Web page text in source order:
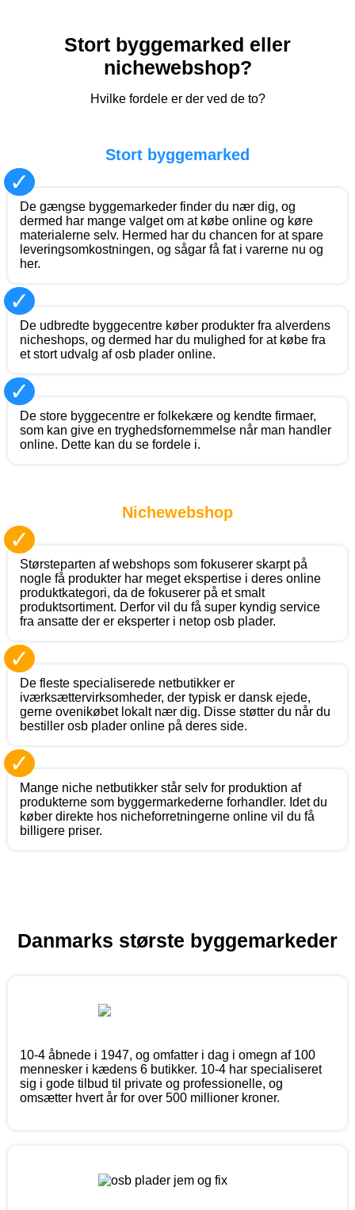
Stort byggemarked eller
nichewebshop?
Hvilke fordele er der ved de to?
Stort byggemarked
✓
De gængse byggemarkeder finder du nær dig, og
dermed har mange valget om at købe online og køre
materialerne selv. Hermed har du chancen for at spare
leveringsomkostningen, og sågar få fat i varerne nu og
her.
✓
De udbredte byggecentre køber produkter fra alverdens
nicheshops, og dermed har du mulighed for at købe fra
et stort udvalg af osb plader online.
✓
De store byggecentre er folkekære og kendte firmaer,
som kan give en tryghedsfornemmelse når man handler
online. Dette kan du se fordele i.
Nichewebshop
✓
Størsteparten af webshops som fokuserer skarpt på
nogle få produkter har meget ekspertise i deres online
produktkategori, da de fokuserer på et smalt
produktsortiment. Derfor vil du få super kyndig service
fra ansatte der er eksperter i netop osb plader.
✓
De fleste specialiserede netbutikker er
iværksættervirksomheder, der typisk er dansk ejede,
gerne ovenikøbet lokalt nær dig. Disse støtter du når du
bestiller osb plader online på deres side.
✓
Mange niche netbutikker står selv for produktion af
produkterne som byggermarkederne forhandler. Idet du
køber direkte hos nicheforretningerne online vil du få
billigere priser.
Danmarks største byggemarkeder
10-4 åbnede i 1947, og omfatter i dag i omegn af 100
mennesker i kædens 6 butikker. 10-4 har specialiseret
sig i gode tilbud til private og professionelle, og
omsætter hvert år for over 500 millioner kroner.